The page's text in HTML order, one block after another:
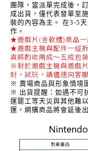
團隊，當派單完成後，
成出貨，僅代表發單至
裝的內容為主。 在3-5
作。
★遊戲片(含軟體)商品一
★遊戲主機與配件一經
貨將酌收兩成～五成包
※對於遊戲主機與遊戲
封，試玩，請儘速向客
※ 賣場商品與形象情境
※ 出貨提醒：如遇不可
運罷工等天災與其他難
運，網購商品將會延後